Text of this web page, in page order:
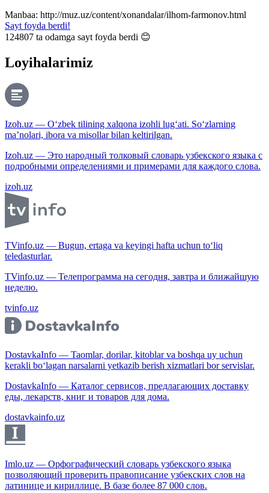
Manbaa: http://muz.uz/content/xonandalar/ilhom-farmonov.html
Sayt foyda berdi!
124807 ta odamga sayt foyda berdi 😊
Loyihalarimiz
Izoh.uz — O‘zbek tilining xalqona izohli lug‘ati. So‘zlarning
ma’nolari, ibora va misollar bilan keltirilgan.
Izoh.uz — Это народный толковый словарь узбекского языка с
подробными определениями и примерами для каждого слова.
izoh.uz
TVinfo.uz — Bugun, ertaga va keyingi hafta uchun to‘liq
teledasturlar.
TVinfo.uz — Телепрограмма на сегодня, завтра и ближайшую
неделю.
tvinfo.uz
DostavkaInfo — Taomlar, dorilar, kitoblar va boshqa uy uchun
kerakli bo‘lagan narsalarni yetkazib berish xizmatlari bor servislar.
DostavkaInfo — Каталог сервисов, предлагающих доставку
еды, лекарств, книг и товаров для дома.
dostavkainfo.uz
Imlo.uz — Орфографический словарь узбекского языка
позволяющий проверить правописание узбекских слов на
латинице и кириллице. В базе более 87 000 слов.